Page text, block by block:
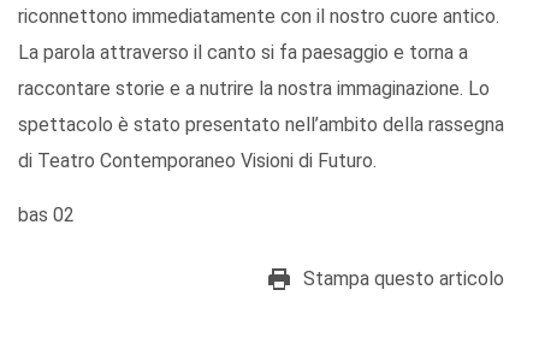
riconnettono immediatamente con il nostro cuore antico.
La parola attraverso il canto si fa paesaggio e torna a
raccontare storie e a nutrire la nostra immaginazione. Lo
spettacolo è stato presentato nell’ambito della rassegna
di Teatro Contemporaneo Visioni di Futuro.
bas 02
Stampa questo articolo